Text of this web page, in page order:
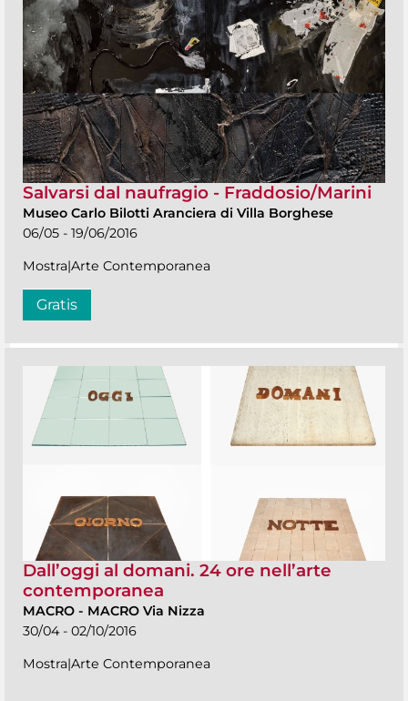
Salvarsi dal naufragio - Fraddosio/Marini
Museo Carlo Bilotti Aranciera di Villa Borghese
06/05 - 19/06/2016
Mostra|Arte Contemporanea
Gratis
Dall’oggi al domani. 24 ore nell’arte
contemporanea
MACRO - MACRO Via Nizza
30/04 - 02/10/2016
Mostra|Arte Contemporanea